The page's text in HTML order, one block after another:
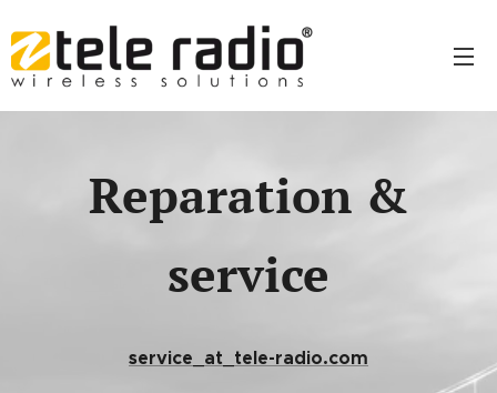
Reparation &
service
service_at_tele-radio.com